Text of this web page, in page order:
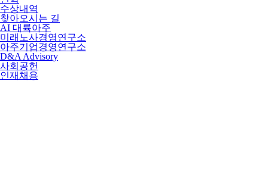
수상내역
찾아오시는 길
AI 대륙아주
미래노사경영연구소
아주기업경영연구소
D&A Advisory
사회공헌
인재채용